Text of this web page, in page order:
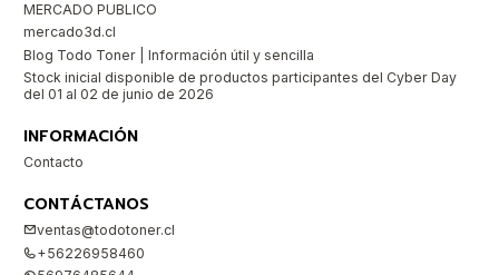
MERCADO PUBLICO
mercado3d.cl
Blog Todo Toner | Información útil y sencilla
Stock inicial disponible de productos participantes del Cyber Day
del 01 al 02 de junio de 2026
INFORMACIÓN
Contacto
CONTÁCTANOS
ventas@todotoner.cl
+56226958460